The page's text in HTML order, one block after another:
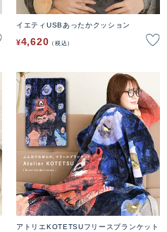
イエティUSBあったかクッション
¥4,620 税込
アトリエKOTETSUフリースブランケット